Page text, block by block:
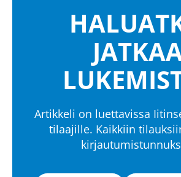
Artikkeli on luettavissa
tilaajille. Kaikkiin